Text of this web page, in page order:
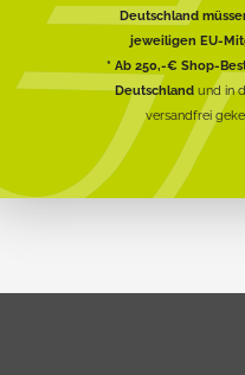
Deutschland
jeweiligen EU-
* Ab 250,-€ Shop-
Deutschlandund in
versandfrei